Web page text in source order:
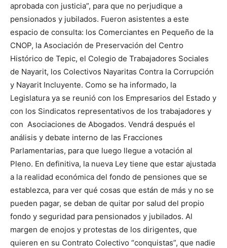
aprobada con justicia”, para que no perjudique a
pensionados y jubilados. Fueron asistentes a este
espacio de consulta: los Comerciantes en Pequeño de la
CNOP, la Asociación de Preservación del Centro
Histórico de Tepic, el Colegio de Trabajadores Sociales
de Nayarit, los Colectivos Nayaritas Contra la Corrupción
y Nayarit Incluyente. Como se ha informado, la
Legislatura ya se reunió con los Empresarios del Estado y
con los Sindicatos representativos de los trabajadores y
con Asociaciones de Abogados. Vendrá después el
análisis y debate interno de las Fracciones
Parlamentarias, para que luego llegue a votación al
Pleno. En definitiva, la nueva Ley tiene que estar ajustada
a la realidad económica del fondo de pensiones que se
establezca, para ver qué cosas que están de más y no se
pueden pagar, se deban de quitar por salud del propio
fondo y seguridad para pensionados y jubilados. Al
margen de enojos y protestas de los dirigentes, que
quieren en su Contrato Colectivo “conquistas”, que nadie